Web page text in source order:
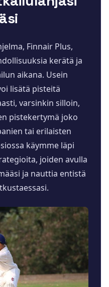
Finnair Plus,
kerätä ja
aikana. Usein
lisätä pisteitä
varsinkin silloin,
pistekertymä joko
tai erilaisten
käymme läpi
joiden avulla
ja nauttia entistä